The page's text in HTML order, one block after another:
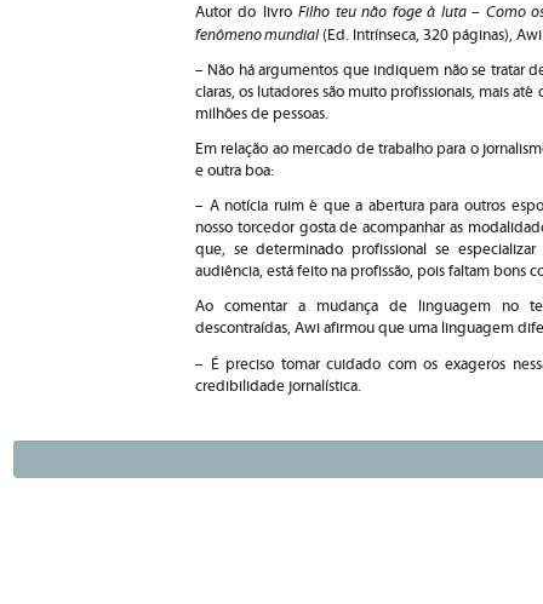
Autor do livroFilho teu não foge à luta – Como
fenômeno mundial(Ed. Intrínseca, 320 páginas),
– Não há argumentos que indiquem não se tratar
claras, os lutadores são muito profissionais, mais
milhões de pessoas.
Em relação ao mercado de trabalho para o
e outra boa:
– A notícia ruim é que a abertura para outros
nosso torcedor gosta de acompanhar as
que, se determinado profissional se
audiência, está feito na profissão, pois faltam bons
Ao comentar a mudança de linguagem no
descontraídas, Awi afirmou que uma linguagem
– É preciso tomar cuidado com os exageros
credibilidade jornalística.